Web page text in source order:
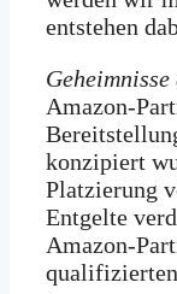
entstehen
Amazon-
konzipiert
Platzierung
Entgelte
Amazon-